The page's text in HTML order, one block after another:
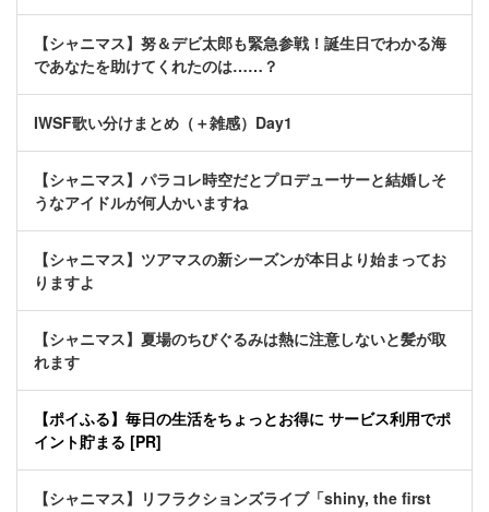
【シャニマス】努＆デビ太郎も緊急参戦！誕生日でわかる海
であなたを助けてくれたのは……？
IWSF歌い分けまとめ（＋雑感）Day1
【シャニマス】パラコレ時空だとプロデューサーと結婚しそ
うなアイドルが何人かいますね
【シャニマス】ツアマスの新シーズンが本日より始まってお
りますよ
【シャニマス】夏場のちびぐるみは熱に注意しないと髪が取
れます
【ポイふる】毎日の生活をちょっとお得に サービス利用でポ
イント貯まる [PR]
【シャニマス】リフラクションズライブ「shiny, the first